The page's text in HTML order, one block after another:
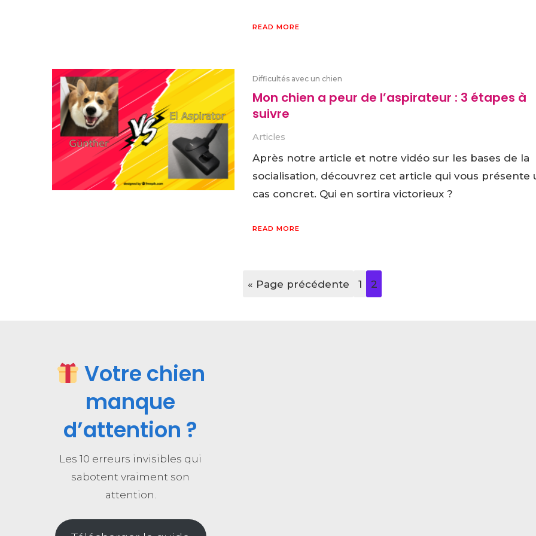
READ MORE
Difficultés avec un chien
Mon chien a peur de l’aspirateur : 3 étapes à
suivre
Articles
Après notre article et notre vidéo sur les bases de la
socialisation, découvrez cet article qui vous présente
cas concret. Qui en sortira victorieux ?
READ MORE
« Page précédente 1 2
Votre chien
manque
d’attention ?
Les 10 erreurs invisibles qui
sabotent vraiment son
attention.